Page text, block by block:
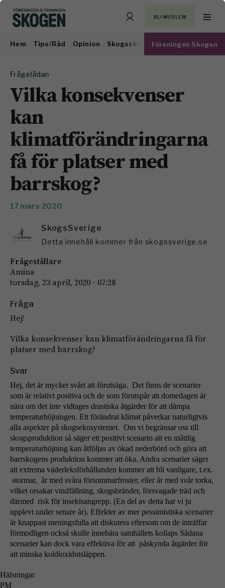
BLI MEDLEM
Hem Tips/Råd Opinion Skogsskötsel Virkesmarknad
Föreningen Skogen
Frågelådan
Vilka konsekvenser
kan
klimatförändringarna
få för platser med
barrskog?
17 mars 2020
SkogsSverige
Detta innehåll kommer från skogssverige.se
Frågeställare
Amina
torsdag, 23 april, 2020 - 07:28
Fråga
Hej!
Vilka konsekvenser kan klimatförändringarna få för
platser med barrskog?
Svar
Hej, det är mycket svårt att förutsäga. Det finns de scenarier
som är relativt positiva och de som förutspår att domedagen är
nära om det inte vidtages drastiska åtgärder för att dämpa
temperaturhöjningen. Ett förändrat klimat påverkar naturligtvis
alla aspekter på skogsekosystemet. Om vi begränsar oss till
skogsproduktion så säger ett positivt scenario att en måttlig
temperaturhöjning kan åtföljas av ökad nederbörd och göra att
barrskogens produktion kommer att öka. Andra scenarier säger
att extrema väderleksförhållanden kommer att bli vanligare, t.ex.
stormar, år med svåra försommarfroster, eller år med svår torka,
vilket orsakar vindfällning, skogsbränder, försvagade träd och
därmed risk för insektsangrepp. (En del av detta har vi ju
upplevt under senare år). Effekter av mer pessimistiska scenarier
är knappast meningsfulla att diskutera eftersom om de inträffar
förmodligen också skulle innebära samhällets kollaps Sådana
scenarier kan dock vara effektiva för att påskynda åtgärder för
att minska koldioxidutsläppen.
Hälsningar
PM